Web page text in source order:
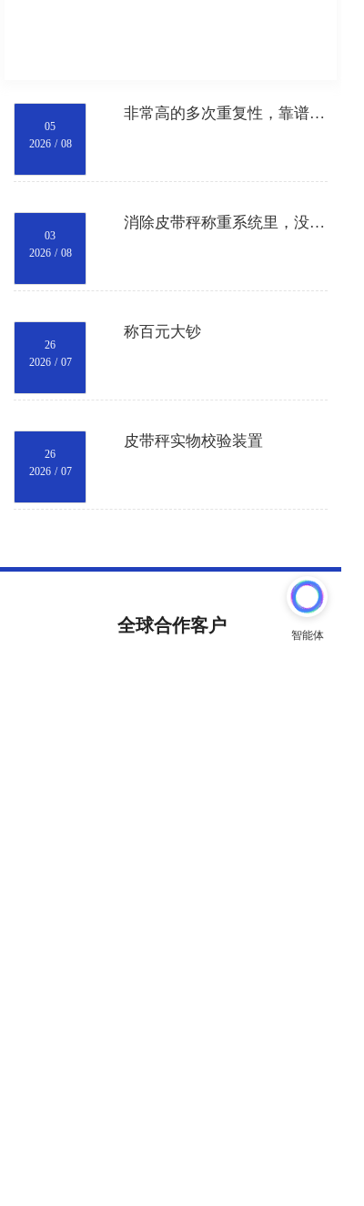
05
2026 / 08
非常高的多次重复性，靠谱的准确度溯源，用最普通的常规仪表就能测出非常精准的原始数据。数据是最有价值的。
03
2026 / 08
消除皮带秤称重系统里，没有规律的皮带跑偏和物料落偏造成的累计称重误差。
26
2026 / 07
称百元大钞
26
2026 / 07
皮带秤实物校验装置
全球合作客户